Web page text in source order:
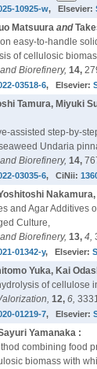
10925-w, Elsevier:
Matsuuraand
easy-to-handle
of cellulosic
Biorefinery, 14,
03518-6, Elsevier:
Tamura, Miyuki
assisted step-by-
Undaria
Biorefinery, 14,
03035-6, CiNii:
Nakamura,
and Agar
Culture,
Biorefinery, 13, 4,
01342-y, Elsevier:
Yuka, Kai
of cellulose
12, 6,
01219-7, Elsevier:
Yamanaka :
combining food
biomass with